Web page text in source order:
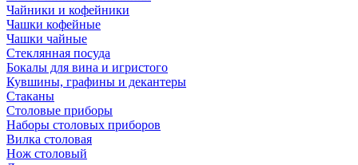
Чайники и кофейники
Чашки кофейные
Чашки чайные
Стеклянная посуда
Бокалы для вина и игристого
Кувшины, графины и декантеры
Стаканы
Столовые приборы
Наборы столовых приборов
Вилка столовая
Нож столовый